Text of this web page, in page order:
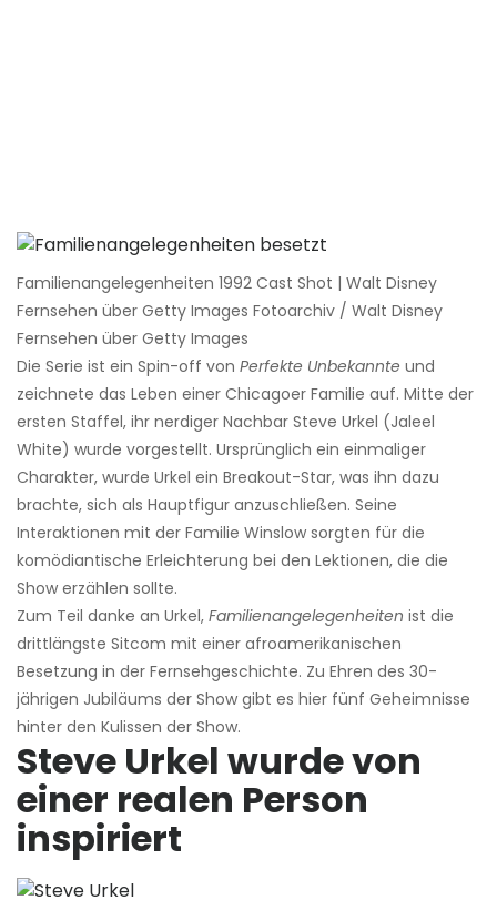
Familienangelegenheiten 1992 Cast Shot | Walt Disney
Fernsehen über Getty Images Fotoarchiv / Walt Disney
Fernsehen über Getty Images
Die Serie ist ein Spin-off von Perfekte Unbekannte und
zeichnete das Leben einer Chicagoer Familie auf. Mitte der
ersten Staffel, ihr nerdiger Nachbar Steve Urkel (Jaleel
White) wurde vorgestellt. Ursprünglich ein einmaliger
Charakter, wurde Urkel ein Breakout-Star, was ihn dazu
brachte, sich als Hauptfigur anzuschließen. Seine
Interaktionen mit der Familie Winslow sorgten für die
komödiantische Erleichterung bei den Lektionen, die die
Show erzählen sollte.
Zum Teil danke an Urkel, Familienangelegenheiten ist die
drittlängste Sitcom mit einer afroamerikanischen
Besetzung in der Fernsehgeschichte. Zu Ehren des 30-
jährigen Jubiläums der Show gibt es hier fünf Geheimnisse
hinter den Kulissen der Show.
Steve Urkel wurde von
einer realen Person
inspiriert